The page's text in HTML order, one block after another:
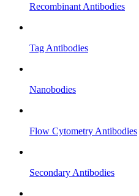
Recombinant Antibodies
Tag Antibodies
Nanobodies
Flow Cytometry Antibodies
Secondary Antibodies